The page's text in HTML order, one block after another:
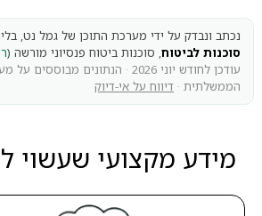
נכתב ונבדק על ידי מערכת התוכן של גמל נט,
סוכנות לביטוח, סוכנות ביטוח פנסיוני מורשה (
עודכן לחודש יוני 2026 · הנתונים
הממשלתית · דיווח על אי-דיוק
מידע מקצועי שעשוי